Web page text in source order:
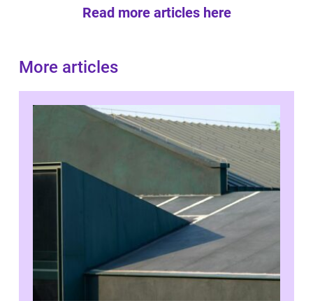
Read more articles here
More articles